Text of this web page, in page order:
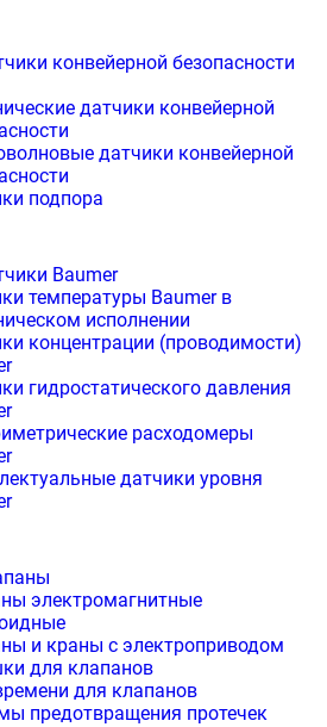
конвейерной безопасности
датчики конвейерной
датчики конвейерной
подпора
Baumer
температуры Baumer в
исполнении
концентрации (проводимости)
гидростатического давления
расходомеры
датчики уровня
электромагнитные
и краны с электроприводом
для клапанов
для клапанов
предотвращения протечек